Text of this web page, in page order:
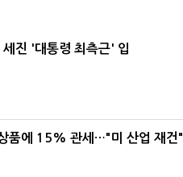
진 '대통령 최측근' 입
품에 15% 관세…"미 산업 재건"